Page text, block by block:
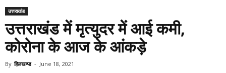
उत्तराखंड
उत्तराखंड में मृत्युदर में आई कमी,
कोरोना के आज के आंकड़े
By हिलखण्ड - June 18, 2021